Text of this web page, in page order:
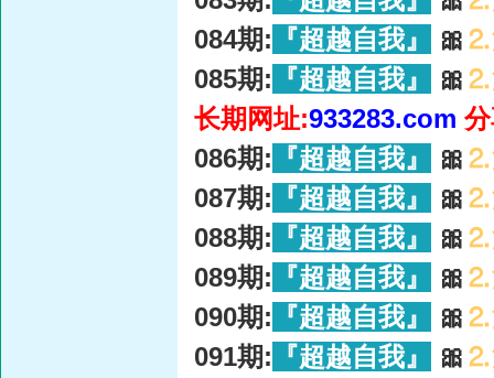
084期: 『超越自我』 🎀 ⒉
085期: 『超越自我』 🎀 ⒉
长期网址:933283.com
086期: 『超越自我』 🎀 ⒉
087期: 『超越自我』 🎀 ⒉
088期: 『超越自我』 🎀 ⒉
089期: 『超越自我』 🎀 ⒉
090期: 『超越自我』 🎀 ⒉
091期: 『超越自我』 🎀 ⒉